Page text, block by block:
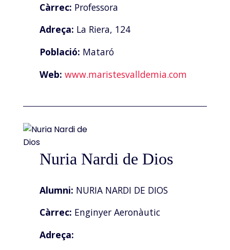
Càrrec: Professora
Adreça: La Riera, 124
Població: Mataró
Web: www.maristesvalldemia.com
Nuria Nardi de Dios
Alumni: NURIA NARDI DE DIOS
Càrrec: Enginyer Aeronàutic
Adreça: